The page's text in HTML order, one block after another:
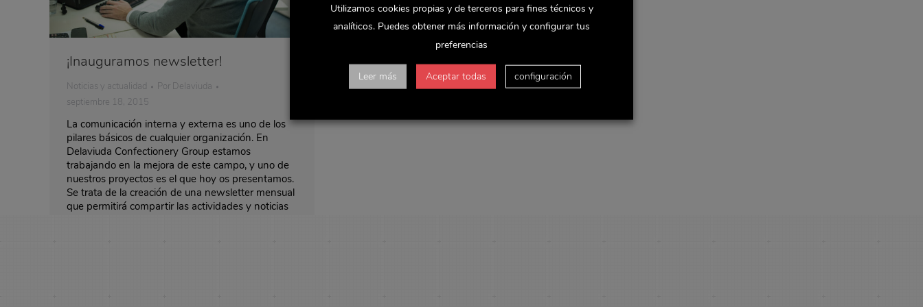
¡Inauguramos newsletter!
Noticias y actualidad Por Delaviuda
septiembre 18, 2015
La comunicación interna y externa es uno de los
pilares básicos de cualquier organización. En
Delaviuda Confectionery Group estamos
trabajando en la mejora de este campo, y uno de
nuestros proyectos es el que hoy os presentamos.
Se trata de la creación de una newsletter mensual
que permitirá compartir las actividades y noticias
Utilizamos cookies propias y de terceros para fines técnicos y
analíticos. Puedes obtener más información y configurar tus
preferencias
Leer más Aceptar todas configuración